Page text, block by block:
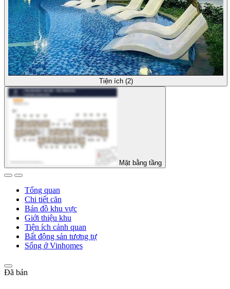
Tiện ích (2)
Mặt bằng tầng
Tổng quan
Chi tiết căn
Bản đồ khu vực
Giới thiệu khu
Tiện ích cảnh quan
Bất động sản tương tự
Sống ở Vinhomes
Đã bán